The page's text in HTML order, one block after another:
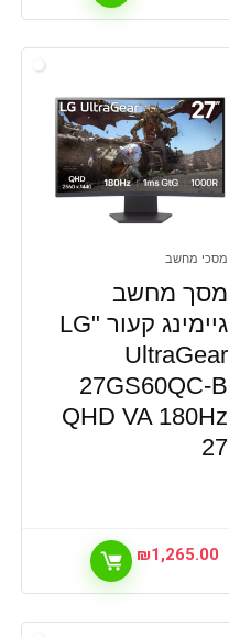
מסכי מחשב
מסך מחשב
גיימינג קעור "LG
UltraGear
27GS60QC-B
QHD VA 180Hz
27
₪1,265.00